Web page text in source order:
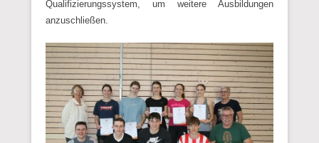
Qualifizierungssystem, um weitere Ausbildungen
anzuschließen.